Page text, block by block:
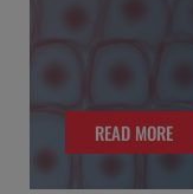
READ MORE
READ MORE